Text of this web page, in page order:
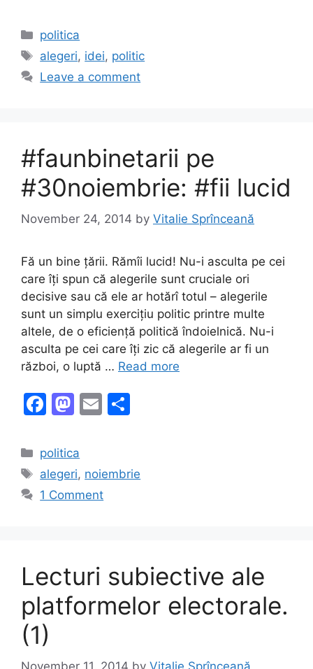
c
e
b
st
o
d
l
e
Categories
politica
Tags
alegeri, idei, politic
Leave a comment
‪#‎faunbinetarii‬ pe
‪#‎30noiembrie‬: #fii lucid
November 24, 2014 by Vitalie Sprînceană
Fă un bine țării. Rămîi lucid! Nu-i asculta pe cei
care îți spun că alegerile sunt cruciale ori
decisive sau că ele ar hotărî totul – alegerile
sunt un simplu exercițiu politic printre multe
altele, de o eficiență politică îndoielnică. Nu-i
asculta pe cei care îți zic că alegerile ar fi un
război, o luptă … Read more
F
c
e
b
M
st
o
d
E
l
e
Categories
politica
Tags
alegeri, noiembrie
1 Comment
Lecturi subiective ale
platformelor electorale.
(1)
November 11, 2014 by Vitalie Sprînceană